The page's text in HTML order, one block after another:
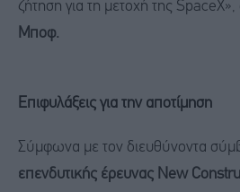
ζήτηση για τη μετοχή της
Μποφ.
Επιφυλάξεις για την αποτίμηση
Σύμφωνα με τον διευθύνοντα
επενδυτικής έρευνας New